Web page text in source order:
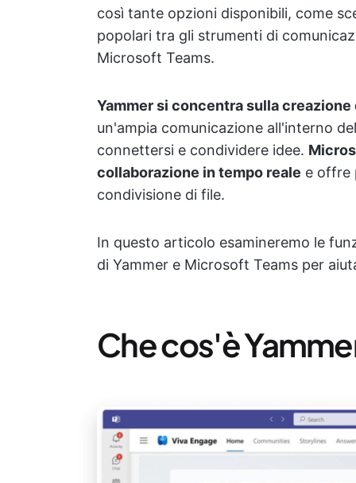
così tante opzioni disponibili, come
popolari tra gli strumenti di
Microsoft Teams.
Yammer si concentra sulla
un'ampia comunicazione all'interno
connettersi e condividere idee.
collaborazione in tempo reale e offre
condivisione di file.
In questo articolo esamineremo le
di Yammer e Microsoft Teams per
Che cos'è